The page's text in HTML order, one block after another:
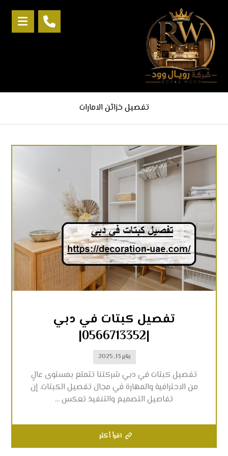
تفصيل خزائن الامارات
تفصيل كبتات في دبي
|0566713352|
يناير 13, 2025
تفصيل كبتات في دبي شركتنا تتمتع بمستوى عالٍ
من الاحترافية والمهارة في مجال تفصيل الكبتات. إن
تفاصيل التصميم والتنفيذ تعكس ...
اقرأ أكثر